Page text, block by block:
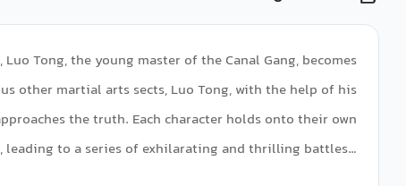
Tong, the young master of the Canal Gang, becomes
other martial arts sects, Luo Tong, with the help of his
the truth. Each character holds onto their own
leading to a series of exhilarating and thrilling battles…